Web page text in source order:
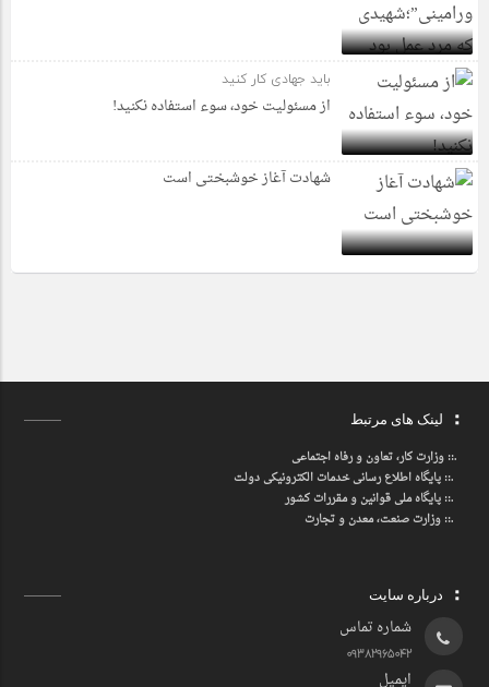
باید جهادی کار کنید
از مسئولیت خود، سوء استفاده نکنید!
شهادت آغاز خوشبختی است
لینک های مرتبط
.::وزارت کار، تعاون و رفاه اجتماعی
.::پایگاه اطلاع رسانی خدمات الکترونیکی دولت
.::پایگاه ملی قوانین و مقررات کشور
.:: وزارت صنعت، معدن و تجارت
درباره سایت
شماره تماس
09382965042
ایمیل